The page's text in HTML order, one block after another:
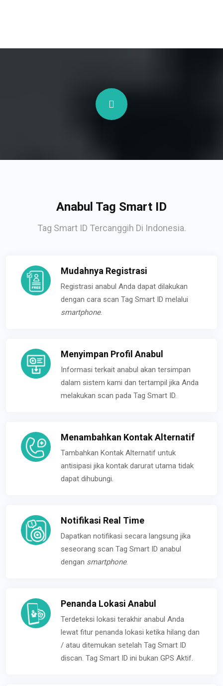
Anabul Tag Smart ID
Tag Smart ID Tercanggih Di Indonesia.
Mudahnya Registrasi
Registrasi anabul Anda dapat dilakukan
dengan cara scan Tag Smart ID melalui
smartphone.
Menyimpan Profil Anabul
Informasi terkait anabul akan tersimpan
dalam sistem kami dan tertampil jika Anda
melakukan scan pada Tag Smart ID.
Menambahkan Kontak Alternatif
Tambahkan Kontak Alternatif untuk
antisipasi jika kontak darurat utama tidak
dapat dihubungi.
Notifikasi Real Time
Dapatkan notifikasi secara langsung jika
seseorang scan Tag Smart ID anabul
dengan smartphone.
Penanda Lokasi Anabul
Terdeteksi lokasi terakhir anabul Anda
lewat fitur penanda lokasi ketika hilang dan
/ atau ditemukan setelah Tag Smart ID
discan. Tag Smart ID ini bukan GPS Aktif.